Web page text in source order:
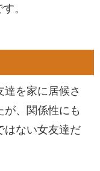
。
を家に居候さ
、関係性にも
はない女友達だ